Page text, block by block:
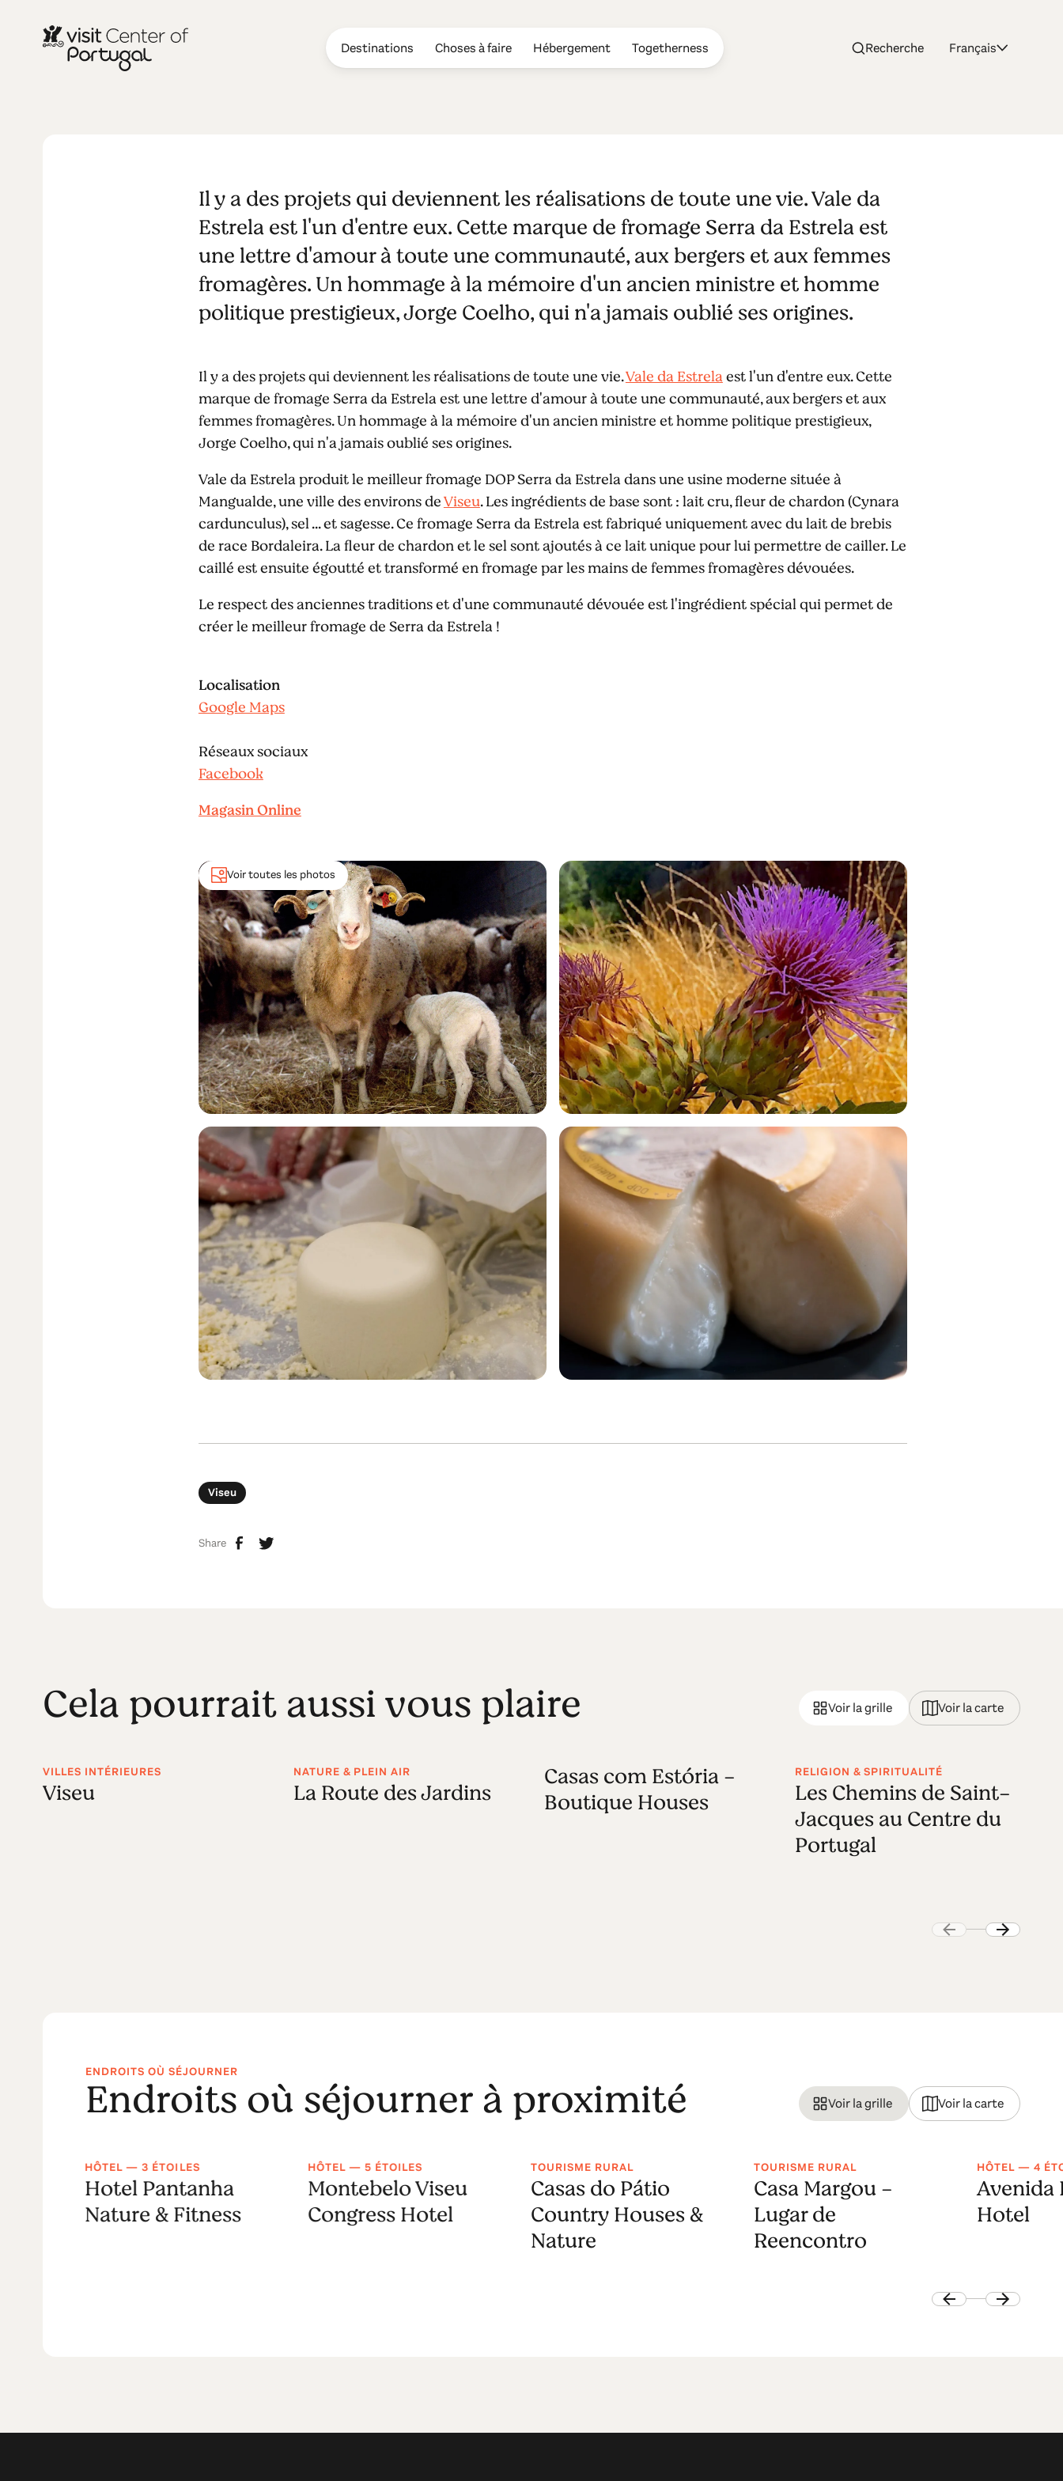
Destinations Choses à faire Hébergement Togetherness Recherche Français
Vale da Estrela
Il y a des projets qui deviennent les réalisations de toute une vie. Vale da
Estrela est l'un d'entre eux. Cette marque de fromage Serra da Estrela est
une lettre d'amour à toute une communauté, aux bergers et aux femmes
fromagères. Un hommage à la mémoire d'un ancien ministre et homme
politique prestigieux, Jorge Coelho, qui n'a jamais oublié ses origines.
Il y a des projets qui deviennent les réalisations de toute une vie.Vale da Estrelaest l'un d'entre eux. Cette
marque de fromage Serra da Estrela est une lettre d'amour à toute une communauté, aux bergers et aux
femmes fromagères. Un hommage à la mémoire d'un ancien ministre et homme politique prestigieux,
Jorge Coelho, qui n'a jamais oublié ses origines.
Vale da Estrela produit le meilleur fromage DOP Serra da Estrela dans une usine moderne située à
Mangualde, une ville des environs deViseu. Les ingrédients de base sont : lait cru, fleur de chardon (Cynara
cardunculus), sel ... et sagesse. Ce fromage Serra da Estrela est fabriqué uniquement avec du lait de brebis
de race Bordaleira. La fleur de chardon et le sel sont ajoutés à ce lait unique pour lui permettre de cailler. Le
caillé est ensuite égoutté et transformé en fromage par les mains de femmes fromagères dévouées.
Le respect des anciennes traditions et d'une communauté dévouée est l'ingrédient spécial qui permet de
créer le meilleur fromage de Serra da Estrela !
Localisation
Google Maps
Réseaux sociaux
Facebook
Magasin Online
Voir toutes les photos
Viseu
Share
Cela pourrait aussi vous plaire Voir la grille Voir la carte
VILLES INTÉRIEURES
Viseu
NATURE & PLEIN AIR
La Route des Jardins
Casas com Estória -
Boutique Houses
RELIGION & SPIRITUALITÉ
Les Chemins de Saint-
Jacques au Centre du
Portugal
ENDROITS OÙ SÉJOURNER
Endroits où séjourner à proximité Voir la grille Voir la carte
HÔTEL — 3 ÉTOILES
Hotel Pantanha
Nature & Fitness
HÔTEL — 5 ÉTOILES
Montebelo Viseu
Congress Hotel
TOURISME RURAL
Casas do Pátio
Country Houses &
Nature
TOURISME RURAL
Casa Margou -
Lugar de
Reencontro
HÔTEL — 4
Avenida
Hotel